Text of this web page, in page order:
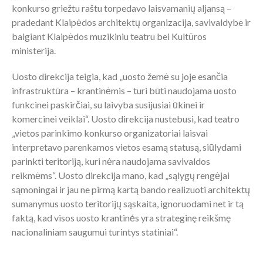
konkurso griežtu raštu torpedavo laisvamanių aljansą –
pradedant Klaipėdos architektų organizacija, savivaldybe ir
baigiant Klaipėdos muzikiniu teatru bei Kultūros
ministerija.
Uosto direkcija teigia, kad „uosto žemė su joje esančia
infrastruktūra – krantinėmis – turi būti naudojama uosto
funkcinei paskirčiai, su laivyba susijusiai ūkinei ir
komercinei veiklai“. Uosto direkcija nustebusi, kad teatro
„vietos parinkimo konkurso organizatoriai laisvai
interpretavo parenkamos vietos esamą statusą, siūlydami
parinkti teritoriją, kuri nėra naudojama savivaldos
reikmėms“. Uosto direkcija mano, kad „sąlygų rengėjai
sąmoningai ir jau ne pirmą kartą bando realizuoti architektų
sumanymus uosto teritorijų sąskaita, ignoruodami net ir tą
faktą, kad visos uosto krantinės yra strateginę reikšmę
nacionaliniam saugumui turintys statiniai“.